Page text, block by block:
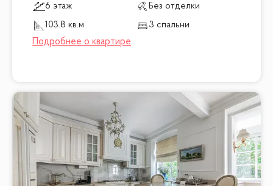
6 этаж
Без отделки
103.8 кв.м
3 спальни